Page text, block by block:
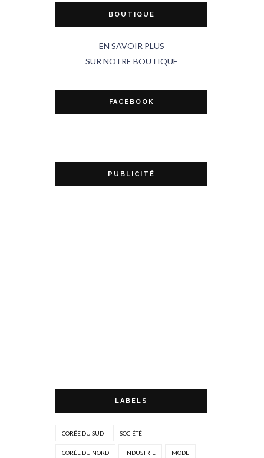
BOUTIQUE
EN SAVOIR PLUS
SUR NOTRE BOUTIQUE
FACEBOOK
PUBLICITÉ
LABELS
CORÉE DU SUD SOCIÉTÉ
CORÉE DU NORD INDUSTRIE MODE